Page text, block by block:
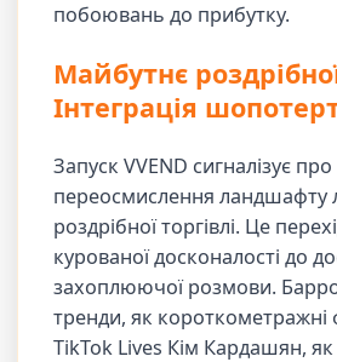
побоювань до прибутку.
Майбутнє
Інтеграція
Запуск VVEND сигналізує
переосмислення ландшафту
роздрібної торгівлі. Це
курованої досконалості до
захоплюючої розмови.
тренди, як короткометражні
TikTok Lives Кім Кардашян,